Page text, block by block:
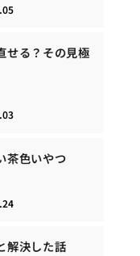
せる？その見極
茶色いやつ
解決した話